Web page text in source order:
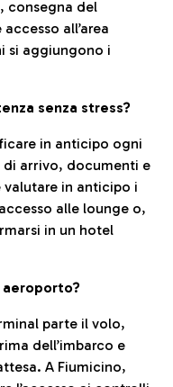
consegna del
all’area
si aggiungono i
senza stress?
in anticipo ogni
arrivo, documenti e
valutare in anticipo i
alle lounge o,
in un hotel
aeroporto?
parte il volo,
dell’imbarco e
A Fiumicino,